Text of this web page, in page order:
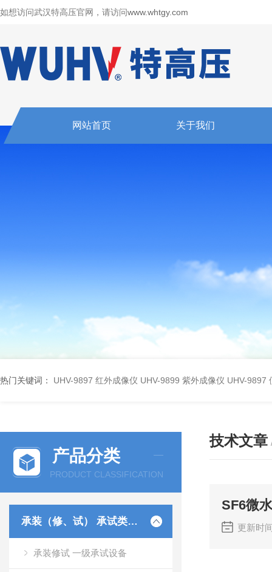
如想访问武汉特高压官网，请访问www.whtgy.com
网站首页 关于我们
热门关键词： UHV-9897 红外成像仪 UHV-9899 紫外成像仪 UHV-9897
产品分类
PRODUCT CLASSIFICATION
承装（修、试） 承试类仪器
承装修试 一级承试设备
技术文章
SF6微
更新时